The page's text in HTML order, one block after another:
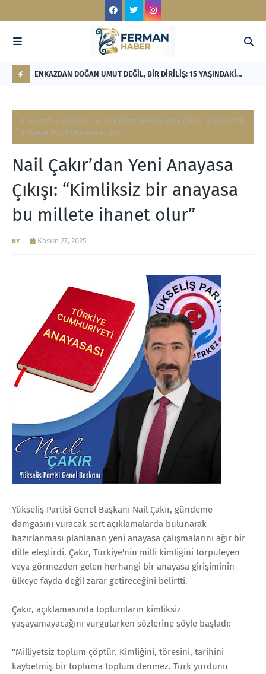
L
S
H
ENKAZDAN DOĞAN UMUT DEĞİL, BİR DİRİLİŞ: 15 YAŞINDAKİ
HİKÂYESİ
Ana Sayfa Siyaset
Nail Çakır’dan Yeni Anayasa Çıkışı: “Kimliksiz bir
anayasa bu millete ihanet olur”
Nail Çakır’dan Yeni Anayasa
Çıkışı: “Kimliksiz bir anayasa
bu millete ihanet olur”
. Kasım 27, 2025
Yükseliş Partisi Genel Başkanı Nail Çakır, gündeme
damgasını vuracak sert açıklamalarda bulunarak
hazırlanması planlanan yeni anayasa çalışmalarını ağır bir
dille eleştirdi. Çakır, Türkiye'nin milli kimliğini törpüleyen
veya görmezden gelen herhangi bir anayasa girişiminin
ülkeye fayda değil zarar getireceğini belirtti.
Çakır, açıklamasında toplumların kimliksiz
yaşayamayacağını vurgularken sözlerine şöyle başladı:
"Milliyetsiz toplum çöptür. Kimliğini, töresini, tarihini
kaybetmiş bir topluma toplum denmez. Türk yurdunu